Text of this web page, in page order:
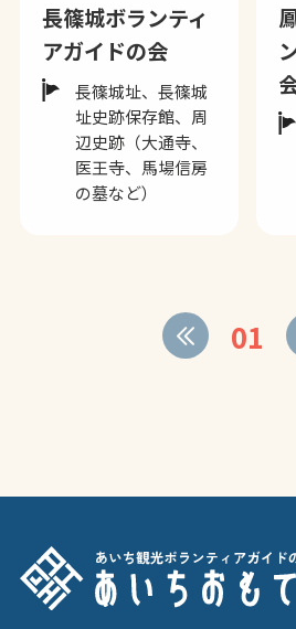
長篠城ボランティ
アガイドの会
長篠城址、長篠城
址史跡保存館、周
辺史跡（大通寺、
医王寺、馬場信房
の墓など）
01